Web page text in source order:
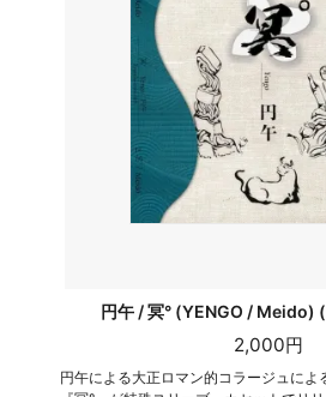
円午 / 冥° (YENGO / Meido)
2,000円
円午による大正ロマン的コラージュによ